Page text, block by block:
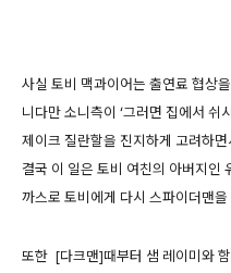
사실 토비 맥과이어는 출연료 협상
니다만 소니측이 ‘그러면 집에서 쉬
제이크 질란할을 진지하게 고려하
결국 이 일은 토비 여친의 아버지인
까스로 토비에게 다시 스파이더맨
또한 [다크맨]때부터 샘 레이미와